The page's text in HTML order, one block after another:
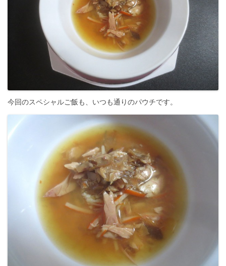
今回のスペシャルご飯も、いつも通りのパウチです。